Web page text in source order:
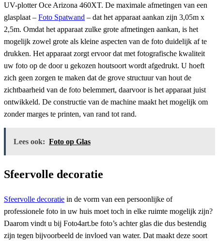
UV-plotter Oce Arizona 460XT. De maximale afmetingen van een
glasplaat – Foto Spatwand – dat het apparaat aankan zijn 3,05m x
2,5m. Omdat het apparaat zulke grote afmetingen aankan, is het
mogelijk zowel grote als kleine aspecten van de foto duidelijk af te
drukken. Het apparaat zorgt ervoor dat met fotografische kwaliteit
uw foto op de door u gekozen houtsoort wordt afgedrukt. U hoeft
zich geen zorgen te maken dat de grove structuur van hout de
zichtbaarheid van de foto belemmert, daarvoor is het apparaat juist
ontwikkeld. De constructie van de machine maakt het mogelijk om
zonder marges te printen, van rand tot rand.
Lees ook: Foto op Glas
Sfeervolle decoratie
Sfeervolle decoratie in de vorm van een persoonlijke of
professionele foto in uw huis moet toch in elke ruimte mogelijk zijn?
Daarom vindt u bij Foto4art.be foto’s achter glas die dus bestendig
zijn tegen bijvoorbeeld de invloed van water. Dat maakt deze soort